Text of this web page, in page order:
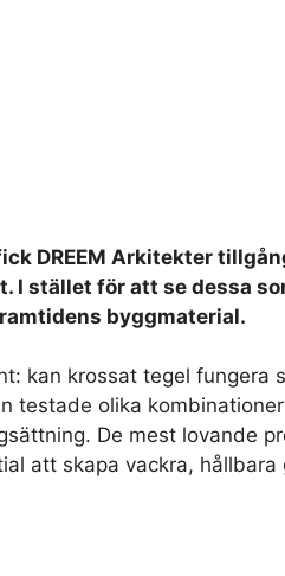
DREEM Arkitekter
stället för att se dessa
byggmaterial.
kan krossat tegel fungera
testade olika
De mest lovande
att skapa vackra, hållbara